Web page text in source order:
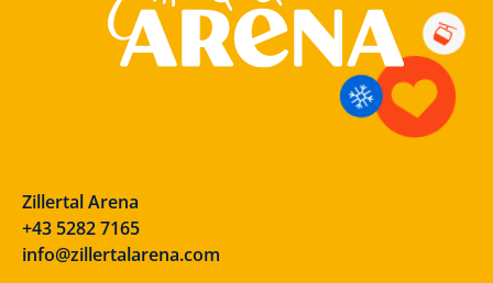
Zillertal Arena
+43 5282 7165
info@zillertalarena.com